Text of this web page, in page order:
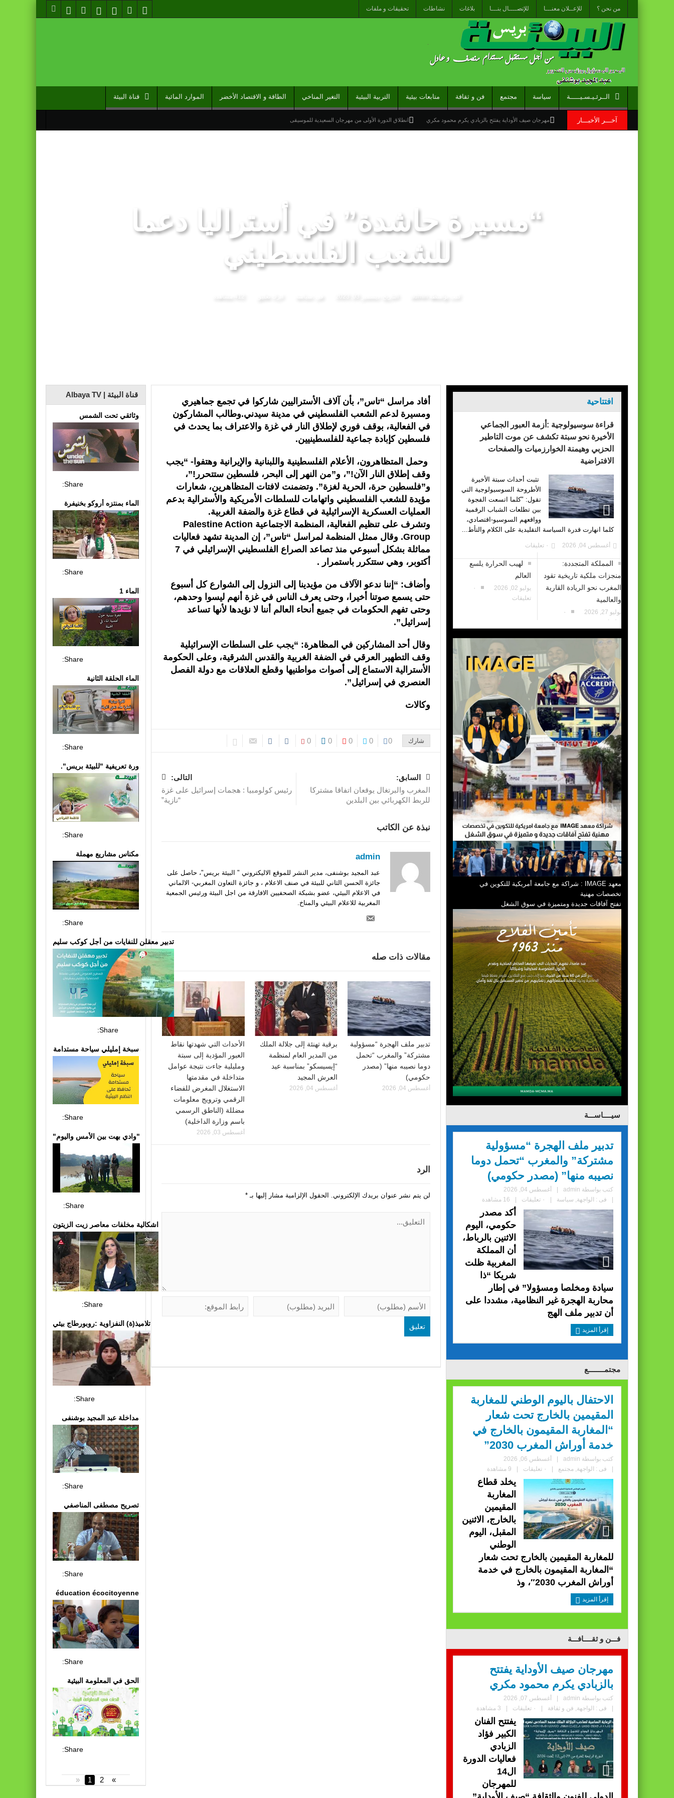
من نحن ؟ للإعــلان معنـــا للإتصــــال بنـــا بلاغات نشاطات تحقيقات و ملفات
الــرئـيـسـيـــــة سياسة مجتمع فن و ثقافة متابعات بيئية التربية البيئية التغير المناخي الطاقة و الاقتصاد الأخضر الموارد المائية قناة البيئة
آخـــر الأخبـــار مهرجان صيف الأوداية يفتتح بالزبادي يكرم محمود مكري انطلاق الدورة الأولى من مهرجان السعيدية للموسيقى
القوات المسلحة الملكية .. جاهزية عملياتية وتدخلات جوية منسقة لمكافحة حرائق الغابات تدبير ملف الهجرة “مسؤولية مشتركة” والمغرب “تحمل دوما نصيبه منها” (مصدر حكومي)
برقية تهنئة إلى جلالة الملك من المدير العام لمنظمة “إيسيسكو” بمناسبة عيد العرش المجيد المنتخب المغربي للسيدات يتأهل إلى ربع النهائي عقب تعادله أمام نظيره السنغالي (0-0)
“مسيرة حاشدة” في أستراليا دعما
للشعب الفلسطيني
أفاد مراسل “تاس”، بأن آلاف الأستراليين شاركوا في تجمع جماهيري
ومسيرة لدعم الشعب الفلسطيني في مدينة سيدني.وطالب المشاركون
في الفعالية، بوقف فوري لإطلاق النار في غزة والاعتراف بما يحدث في
فلسطين كإبادة جماعية للفلسطينيين.
وحمل المتظاهرون، الأعلام الفلسطينية واللبنانية والإيرانية وهتفوا- “يجب
وقف إطلاق النار الآن!”، و”من النهر إلى البحر، فلسطين ستتحرر!”،
و”فلسطين حرة، الحرية لغزة”. وتضمنت لافتات المتظاهرين، شعارات
مؤيدة للشعب الفلسطيني واتهامات للسلطات الأمريكية والأسترالية بدعم
العمليات العسكرية الإسرائيلية في قطاع غزة والضفة الغربية.
وتشرف على تنظيم الفعالية، المنظمة الاجتماعية Palestine Action
Group. وقال ممثل المنظمة لمراسل “تاس”، إن المدينة تشهد فعاليات
مماثلة بشكل أسبوعي منذ تصاعد الصراع الفلسطيني الإسرائيلي في 7
أكتوبر، وهي ستتكرر باستمرار .
وأضاف: “إننا ندعو الآلاف من مؤيدينا إلى النزول إلى الشوارع كل أسبوع
حتى يسمع صوتنا أخيرا، وحتى يعرف الناس في غزة أنهم ليسوا وحدهم،
وحتى تفهم الحكومات في جميع أنحاء العالم أننا لا نؤيدها لأنها تساعد
إسرائيل”.
وقال أحد المشاركين في المظاهرة: “يجب على السلطات الإسرائيلية
وقف التطهير العرقي في الضفة الغربية والقدس الشرقية، وعلى الحكومة
الأسترالية الاستماع إلى أصوات مواطنيها وقطع العلاقات مع دولة الفصل
العنصري في إسرائيل”.
وكالات
شارك 0
0
0
0
0
السابق:
المغرب والبرتغال يوقعان اتفاقا مشتركا
للربط الكهربائي بين البلدين
التالى:
رئيس كولومبيا : هجمات إسرائيل على غزة
“نازية”
نبذة عن الكاتب
admin
عبد المجيد بوشنفى، مدير النشر للموقع الاليكتروني " البيئة بريس"، حاصل على
جائزة الحسن الثاني للبيئة في صنف الاعلام ، و جائزة التعاون المغربي- الالماني
في الاعلام البيئي، عضو بشبكة الصحفيين الافارقة من اجل البيئة ورئيس الجمعية
المغربية للاعلام البيئي والمناخ.
مقالات ذات صله
تدبير ملف الهجرة “مسؤولية
مشتركة” والمغرب “تحمل
دوما نصيبه منها” (مصدر
حكومي)
أغسطس 04, 2026
برقية تهنئة إلى جلالة الملك
من المدير العام لمنظمة
“إيسيسكو” بمناسبة عيد
العرش المجيد
أغسطس 04, 2026
الأحداث التي شهدتها نقاط
العبور المؤدية إلى سبتة
ومليلية جاءت نتيجة عوامل
متداخلة في مقدمتها
الاستغلال المغرض للفضاء
الرقمي وترويج معلومات
مضللة (الناطق الرسمي
باسم وزارة الداخلية)
أغسطس 03, 2026
الرد
لن يتم نشر عنوان بريدك الإلكتروني. الحقول الإلزامية مشار إليها بـ *
قناة البيئة | Albaya TV
وثائقي تحت الشمس
Share:
الماء بمنتزه أروكو بخنيفرة
Share:
الماء 1
Share:
الماء الحلقة الثانية
Share:
ورة تعريفية "للبيئة بريس".
Share:
مكناس مشاريع مهملة
Share:
تدبير معقلن للنفايات من أجل كوكب سليم
Share:
سبخة إمليلي سياحة مستدامة
Share:
"وادي بهت بين الأمس واليوم"
Share:
اشكالية مخلفات معاصر زيت الزيتون
Share:
تلاميذ(ة) النفزاوية :روبورطاج بيئي
Share:
مداخلة عبد المجيد بوشنفى
Share:
تصريح مصطفى المناصفي
Share:
éducation écocitoyenne
Share:
الحق في المعلومة البيئية
Share:
« 1 2 »
افتتاحية
قراءة سوسيولوجية :أزمة العبور الجماعي
الأخيرة نحو سبتة تكشف عن موت التاطير
الحزبي وهيمنة الخوارزميات والصفحات
الافتراضية
تثبت أحداث سبتة الأخيرة
الأطروحة السوسيولوجية التي
تقول: "كلما اتسعت الفجوة
بين تطلعات الشباب الرقمية
وواقعهم السوسيو-اقتصادي،
كلما انهارت قدرة السياسة التقليدية على الكلام والتأط...
أغسطس 04, 2026 ٠ تعليقات
المملكة المتجددة:
منجزات ملكية تاريخية تقود
المغرب نحو الريادة القارية
والعالمية
يوليو 27, 2026
٠
تعليقات
لهيب الحرارة يلسع
العالم
يوليو 02, 2026
٠
تعليقات
معهد IMAGE : شراكة مع جامعة أمريكية للتكوين في
تخصصات مهنية
تفتح آفاقات جديدة ومتميزة في سوق الشغل
سيــــاســـة
تدبير ملف الهجرة “مسؤولية
مشتركة” والمغرب “تحمل دوما
نصيبه منها” (مصدر حكومي)
كتب بواسطة admin
أغسطس 04, 2026
فى : الواجهة, سياسة ٠ تعليقات 16 مشاهدة
أكد مصدر
حكومي، اليوم
الاثنين بالرباط،
أن المملكة
المغربية ظلت
شريكا “ذا
سيادة ومخلصا ومسؤولا” في إطار
محاربة الهجرة غير النظامية، مشددا على
أن تدبير ملف الهج
إقرأ المزيد
مجتمــــــــع
الاحتفال باليوم الوطني للمغاربة
المقيمين بالخارج تحت شعار
“المغاربة المقيمون بالخارج في
خدمة أوراش المغرب 2030”
كتب بواسطة admin
أغسطس 06, 2026
فى : الواجهة, مجتمع ٠ تعليقات 9 مشاهدة
يخلد قطاع
المغاربة
المقيمين
بالخارج، الاثنين
المقبل، اليوم
الوطني
للمغاربة المقيمين بالخارج تحت شعار
“المغاربة المقيمون بالخارج في خدمة
أوراش المغرب 2030″، وذ
إقرأ المزيد
فـــن و ثقــــافـــة
مهرجان صيف الأوداية يفتتح
بالزبادي يكرم محمود مكري
كتب بواسطة admin
أغسطس 07, 2026
فى : الواجهة, فن و ثقافة ٠ تعليقات 3 مشاهدة
يفتتح الفنان
الكبير فؤاد
الزبادي
فعاليات الدورة
ال14
للمهرجان